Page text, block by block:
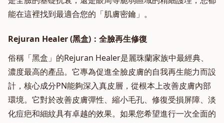
能在這裡找到最適合您的「肌膚密鑰」。
Rejuran Healer (黑盒)：全臉再生修復
俗稱「黑盒」的Rejuran Healer是麗珠蘭家族中最經典、
濃度最高的產品。它專為促進全臉皮膚的自我再生能力而設
計，核心成分PN能夠深入真皮層，從根本上改善皮膚內部
環境。它對於改善皮膚彈性、縮小毛孔、修復受損屏障、淡
化痘疤和細紋具有卓越的效果。如果您希望進行一次全面的